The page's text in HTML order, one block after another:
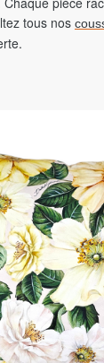
tous nos